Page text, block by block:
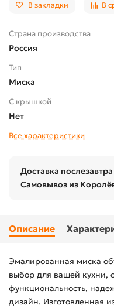
В закладки В
Страна производства
Россия
Тип
Миска
С крышкой
Нет
Все характеристики
Доставка
Самовывоз из
Описание
Эмалированная миска
выбор для вашей кухни,
функциональность,
дизайн. Изготовленная